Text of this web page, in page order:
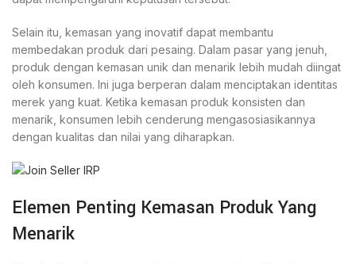
Selain itu, kemasan yang inovatif dapat membantu
membedakan produk dari pesaing. Dalam pasar yang jenuh,
produk dengan kemasan unik dan menarik lebih mudah diingat
oleh konsumen. Ini juga berperan dalam menciptakan identitas
merek yang kuat. Ketika kemasan produk konsisten dan
menarik, konsumen lebih cenderung mengasosiasikannya
dengan kualitas dan nilai yang diharapkan.
Elemen Penting Kemasan Produk Yang
Menarik